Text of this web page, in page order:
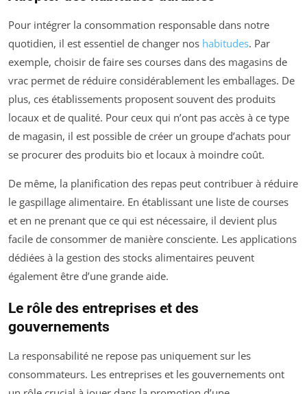
Pour intégrer la consommation responsable dans notre
quotidien, il est essentiel de changer nos habitudes. Par
exemple, choisir de faire ses courses dans des magasins de
vrac permet de réduire considérablement les emballages. De
plus, ces établissements proposent souvent des produits
locaux et de qualité. Pour ceux qui n’ont pas accès à ce type
de magasin, il est possible de créer un groupe d’achats pour
se procurer des produits bio et locaux à moindre coût.
De même, la planification des repas peut contribuer à réduire
le gaspillage alimentaire. En établissant une liste de courses
et en ne prenant que ce qui est nécessaire, il devient plus
facile de consommer de manière consciente. Les applications
dédiées à la gestion des stocks alimentaires peuvent
également être d’une grande aide.
Le rôle des entreprises et des
gouvernements
La responsabilité ne repose pas uniquement sur les
consommateurs. Les entreprises et les gouvernements ont